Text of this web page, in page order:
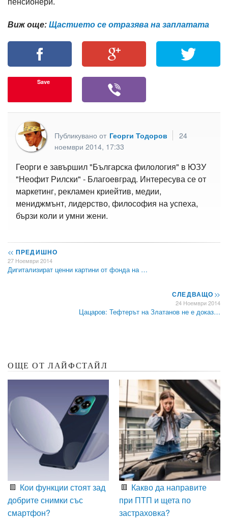
пенсионери.
Виж още: Щастието се отразява на заплатата
Save
Публикувано от Георги Тодоров
24
ноември 2014, 17:33
Георги е завършил "Българска филология" в ЮЗУ
"Неофит Рилски" - Благоевград. Интересува се от
маркетинг, рекламен криейтив, медии,
мениджмънт, лидерство, философия на успеха,
бързи коли и умни жени.
<< ПРЕДИШНО
27 Ноември 2014
Дигитализират ценни картини от фонда на …
СЛЕДВАЩО>>
24 Ноември 2014
Цацаров: Тефтерът на Златанов не е доказ…
ОЩЕ ОТ ЛАЙФСТАЙЛ
Кои функции стоят зад
добрите снимки със
смартфон?
Какво да направите
при ПТП и щета по
застраховка?